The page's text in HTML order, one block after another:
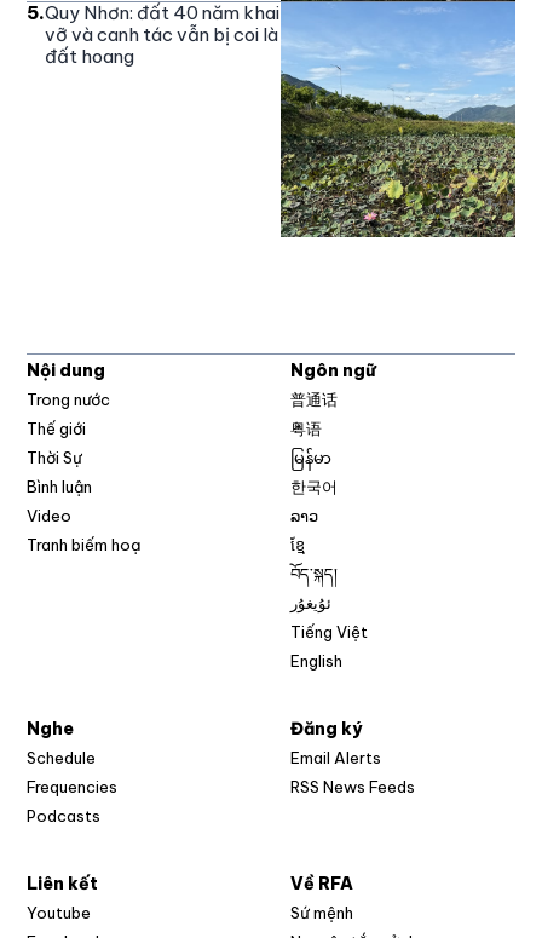
5.Quy Nhơn: đất 40 năm khai
vỡ và canh tác vẫn bị coi là
đất hoang
Nội dung
Trong nước
Thế giới
Thời Sự
Bình luận
Video
Tranh biếm hoạ
Ngôn ngữ
普通话
粤语
မြန်မာ
한국어
ລາວ
ខ្មែ
བོད་སྐད།
ئۇيغۇر
Tiếng Việt
English
Nghe
Schedule
Frequencies
Podcasts
Đăng ký
Email Alerts
RSS News Feeds
Liên kết
Youtube
Về RFA
Sứ mệnh